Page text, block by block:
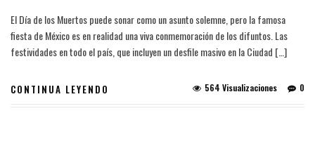
El Día de los Muertos puede sonar como un asunto solemne, pero la famosa
fiesta de México es en realidad una viva conmemoración de los difuntos. Las
festividades en todo el país, que incluyen un desfile masivo en la Ciudad […]
CONTINUA LEYENDO 0
564 Visualizaciones